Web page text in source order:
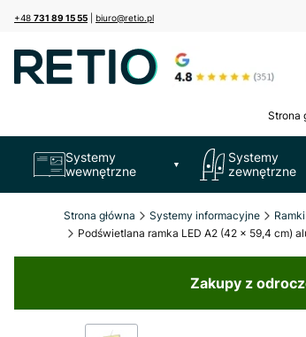
+48 731 89 15 55 biuro@retio.pl
Strona
Systemy
wewnętrzne
▼
Systemy
zewnętrzne
Strona główna Systemy informacyjne
Podświetlana ramka LED A2 (42 x 59,4 cm)
Zakupy z